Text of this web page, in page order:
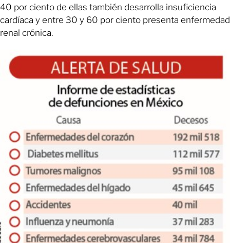
40 por ciento de ellas también desarrolla insuficiencia
cardíaca y entre 30 y 60 por ciento presenta enfermedad
renal crónica.